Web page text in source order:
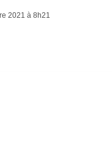
2021 à 8h21